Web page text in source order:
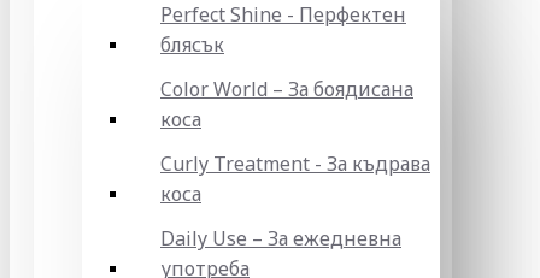
Perfect Shine - Перфектен
блясък
Color World – За боядисана
коса
Curly Treatment - За къдрава
коса
Daily Use – За ежедневна
употреба